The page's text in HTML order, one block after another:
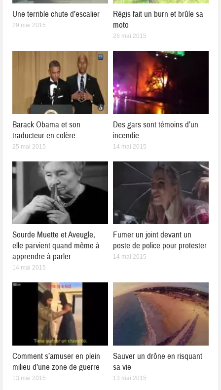
Une terrible chute d’escalier
29 mai 2015
Régis fait un burn et brûle sa
moto
28 mai 2015
Barack Obama et son
traducteur en colère
25 mai 2015
Des gars sont témoins d’un
incendie
14 mai 2015
Sourde Muette et Aveugle,
elle parvient quand même à
apprendre à parler
14 mai 2015
Fumer un joint devant un
poste de police pour protester
14 mai 2015
Comment s’amuser en plein
milieu d’une zone de guerre
13 mai 2015
Sauver un drône en risquant
sa vie
13 mai 2015